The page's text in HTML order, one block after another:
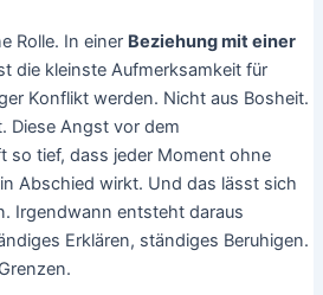
Rolle. In einer Beziehung mit einer
die kleinste Aufmerksamkeit für
Konflikt werden. Nicht aus Bosheit.
Diese Angst vor dem
so tief, dass jeder Moment ohne
Abschied wirkt. Und das lässt sich
Irgendwann entsteht daraus
Erklären, ständiges Beruhigen.